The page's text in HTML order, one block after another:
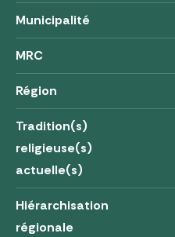
Municipalité
MRC
Région
Tradition(s)
religieuse(s)
actuelle(s)
Hiérarchisation
régionale